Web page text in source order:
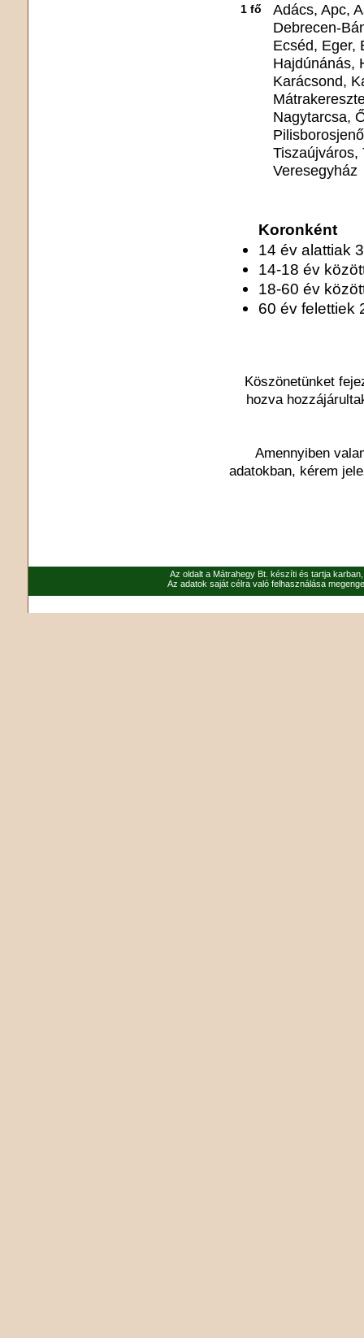
1 fő
Adács, Apc,
Debrecen-
Ecséd, Eger,
Hajdúnánás,
Karácsond,
Nagytarcsa,
Tiszaújváros,
Veresegyház
Koronként
14 év alattiak
14-18 év
18-60 év
60 év felettiek
Köszönetünket
hozva
Amennyiben
adatokban, kérem
Az oldalt a Mátrahegy Bt. készíti és tartja
Az adatok saját célra való felhasználása